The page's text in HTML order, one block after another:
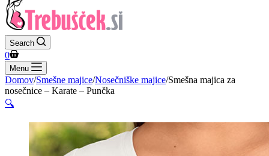
Search
Shopping
cart
0
Menu
Domov/Smešne majice/Nosečniške majice/Smešna majica za
nosečnice – Karate – Punčka
🔍